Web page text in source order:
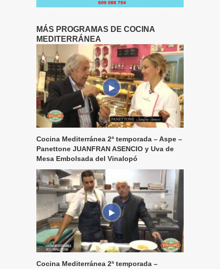
MÁS PROGRAMAS DE COCINA
MEDITERRÁNEA
Cocina Mediterránea 2ª temporada – Aspe –
Panettone JUANFRAN ASENCIO y Uva de
Mesa Embolsada del Vinalopó
Cocina Mediterránea 2ª temporada –